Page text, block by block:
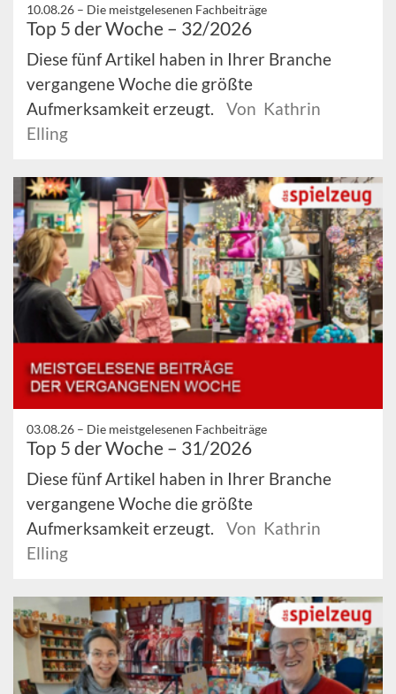
10.08.26 – Die meistgelesenen Fachbeiträge
Top 5 der Woche – 32/2026
Diese fünf Artikel haben in Ihrer Branche
vergangene Woche die größte
Aufmerksamkeit erzeugt.
Von Kathrin
Elling
03.08.26 – Die meistgelesenen Fachbeiträge
Top 5 der Woche – 31/2026
Diese fünf Artikel haben in Ihrer Branche
vergangene Woche die größte
Aufmerksamkeit erzeugt.
Von Kathrin
Elling